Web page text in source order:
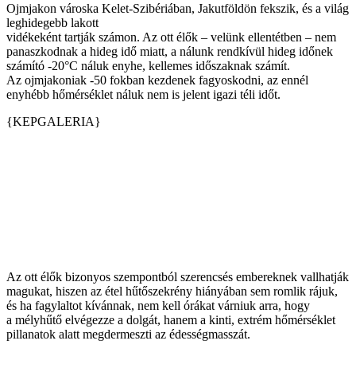
Ojmjakon városka Kelet-Szibériában, Jakutföldön fekszik, és a világ
leghidegebb lakott
vidékeként tartják számon. Az ott élők – velünk ellentétben – nem
panaszkodnak a hideg idő miatt, a nálunk rendkívül hideg időnek
számító -20°C náluk enyhe, kellemes időszaknak számít.
Az ojmjakoniak -50 fokban kezdenek fagyoskodni, az ennél
enyhébb hőmérséklet náluk nem is jelent igazi téli időt.
{KEPGALERIA}
Az ott élők bizonyos szempontból szerencsés embereknek vallhatják
magukat, hiszen az étel hűtőszekrény hiányában sem romlik rájuk,
és ha fagylaltot kívánnak, nem kell órákat várniuk arra, hogy
a mélyhűtő elvégezze a dolgát, hanem a kinti, extrém hőmérséklet
pillanatok alatt megdermeszti az édességmasszát.